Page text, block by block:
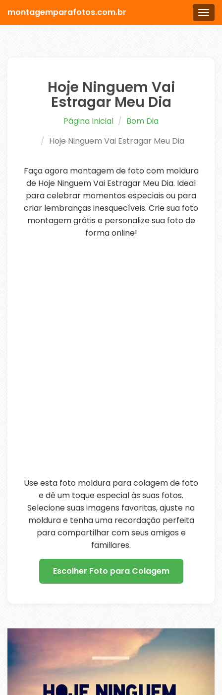
Menu
montagemparafotos.com.br
Hoje Ninguem Vai
Estragar Meu Dia
Página Inicial
Bom Dia
Hoje Ninguem Vai Estragar Meu Dia
Faça agora montagem de foto com moldura
de Hoje Ninguem Vai Estragar Meu Dia. Ideal
para celebrar momentos especiais ou para
criar lembranças inesquecíveis. Crie sua foto
montagem grátis e personalize sua foto de
forma online!
Use esta foto moldura para colagem de foto
e dê um toque especial às suas fotos.
Selecione suas imagens favoritas, ajuste na
moldura e tenha uma recordação perfeita
para compartilhar com seus amigos e
familiares.
Escolher Foto para Colagem